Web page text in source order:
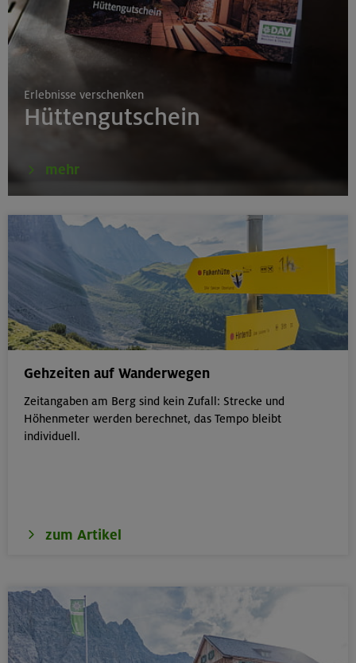
17./18./19.08.26
Aufbaukurs Klettern indoor
München
16.08.26
München
18.08.26
Klettertreff Kids in den Sommerferien für 8-12 Jährige
Gilching
18.08.26
Klettertreff Kids in den Sommerferien für 8-12 Jährige
18.08.26
München
Erlebnisse verschenken
Hüttengutschein
mehr
Gehzeiten auf Wanderwegen
Zeitangaben am Berg sind kein Zufall: Strecke und
Höhenmeter werden berechnet, das Tempo bleibt
individuell.
zum Artikel